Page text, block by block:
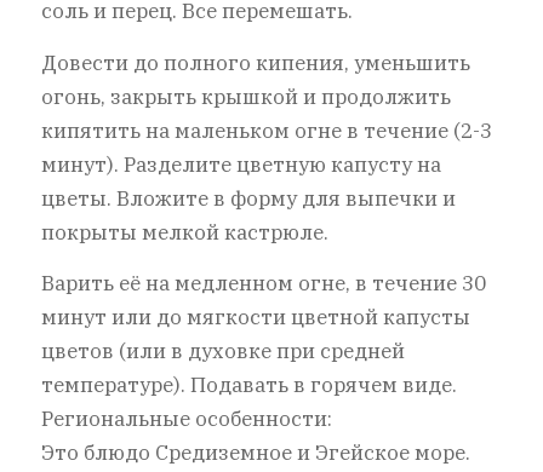
соль и перец. Все перемешать.
Довести до полного кипения, уменьшить
огонь, закрыть крышкой и продолжить
кипятить на маленьком огне в течение (2-3
минут). Разделите цветную капусту на
цветы. Вложите в форму для выпечки и
покрыты мелкой кастрюле.
Варить её на медленном огне, в течение 30
минут или до мягкости цветной капусты
цветов (или в духовке при средней
температуре). Подавать в горячем виде.
Региональные особенности:
Это блюдо Средиземное и Эгейское море.